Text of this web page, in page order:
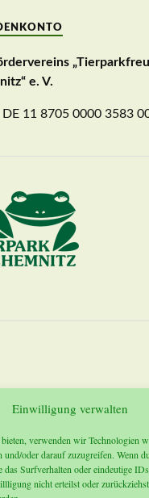
Einwilligung verwalten
verwenden wir Technologien
oder darauf zuzugreifen. Wenn
Surfverhalten oder eindeutige
nicht erteilst oder
e. V.
DE 11 8705 0000 3583